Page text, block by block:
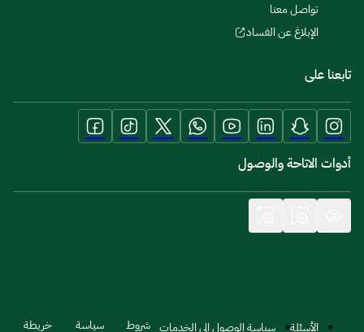
تواصل معنا
الإبلاغ عن الفساد
تابعنا على
أدوات الاتاحة والوصول
الأسئلة سياسة الوصول إلى الخدمات شروط سياسة خريطة